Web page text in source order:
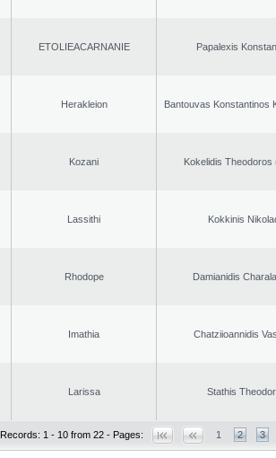
EΤOLIEACARNANIE Papalexis
Herakleion Bantouvas Konstantinos
Kozani Kokelidis Theodoros
Lassithi Kokkinis
Rhodope Damianidis
Imathia Chatziioannidis
Larissa Stathis
Records: 1 - 10 from 22 - Pages: 1 2 3